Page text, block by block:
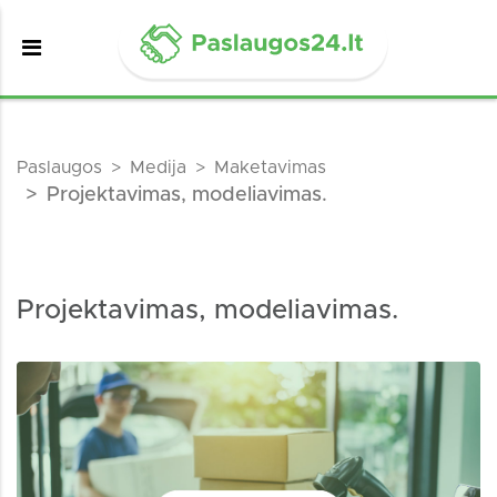
Paslaugos Medija Maketavimas
Projektavimas, modeliavimas.
Projektavimas, modeliavimas.